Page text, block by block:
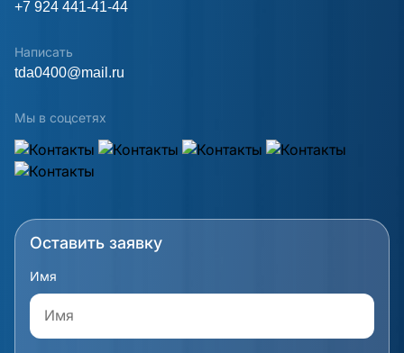
+7 924 441-41-44
Написать
tda0400@mail.ru
Мы в соцсетях
Оставить заявку
Имя